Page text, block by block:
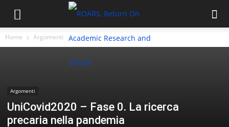
Home Argomenti
Argomenti
UniCovid2020 – Fase 0. La ricerca
precaria nella pandemia